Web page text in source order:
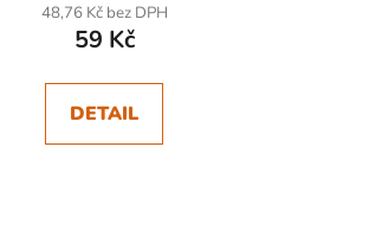
48,76 Kč bez DPH
59 Kč
DETAIL